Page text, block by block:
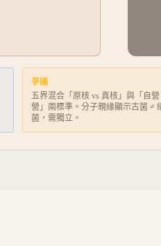
爭議
五界混合「原核 vs 真核」與「自營
營」兩標準。分子親緣顯示古菌 ≠
菌，需獨立。